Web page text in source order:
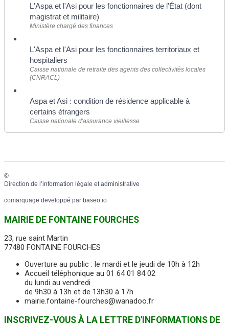
L'Aspa et l'Asi pour les fonctionnaires de l'État (dont
magistrat et militaire)
Ministère chargé des finances
L'Aspa et l'Asi pour les fonctionnaires territoriaux et
hospitaliers
Caisse nationale de retraite des agents des collectivités locales
(CNRACL)
Aspa et Asi : condition de résidence applicable à
certains étrangers
Caisse nationale d'assurance vieillesse
©
Direction de l’information légale et administrative
comarquage developpé par baseo.io
MAIRIE DE FONTAINE FOURCHES
23, rue saint Martin
77480 FONTAINE FOURCHES
Ouverture au public : le mardi et le jeudi de 10h à 12h
Accueil téléphonique au 01 64 01 84 02
du lundi au vendredi
de 9h30 à 13h et de 13h30 à 17h
mairie.fontaine-fourches@wanadoo.fr
INSCRIVEZ-VOUS À LA LETTRE D'INFORMATIONS DE